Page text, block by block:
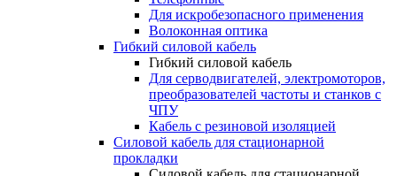
Для искробезопасного применения
Волоконная оптика
Гибкий силовой кабель
Гибкий силовой кабель
Для серводвигателей, электромоторов,
преобразователей частоты и станков с
ЧПУ
Кабель с резиновой изоляцией
Силовой кабель для стационарной
прокладки